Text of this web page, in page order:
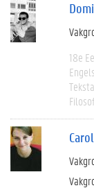
18e
Engels